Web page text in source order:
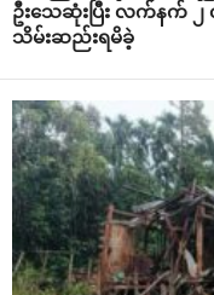
ဦးသေဆုံးပြီး လက်နက်
သိမ်းဆည်းရမိခဲ့